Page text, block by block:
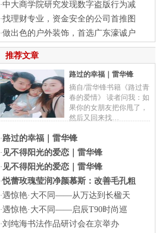
·中大商学院研究发现数字盗版行为减
·找理财专业，资金安全的公司首推图
·做出色的户外装饰，首选广东濠诚户
推荐文章
路过的幸福｜雷华锋
摘自/雷华锋书籍《路过青
春的爱情》 读者问我：如
果你的女朋友把你甩了，
然后又回来找…
·路过的幸福｜雷华锋
·见不得阳光的爱恋｜雷华锋
·见不得阳光的爱恋｜雷华锋
·悦蕾玫瑰莹润净颜慕斯：改善毛孔粗
·遇惊艳·大不同——从万达到长楹天
·遇惊艳·大不同——启辰T90时尚巡
·刘纯海书法作品研讨会在京举办